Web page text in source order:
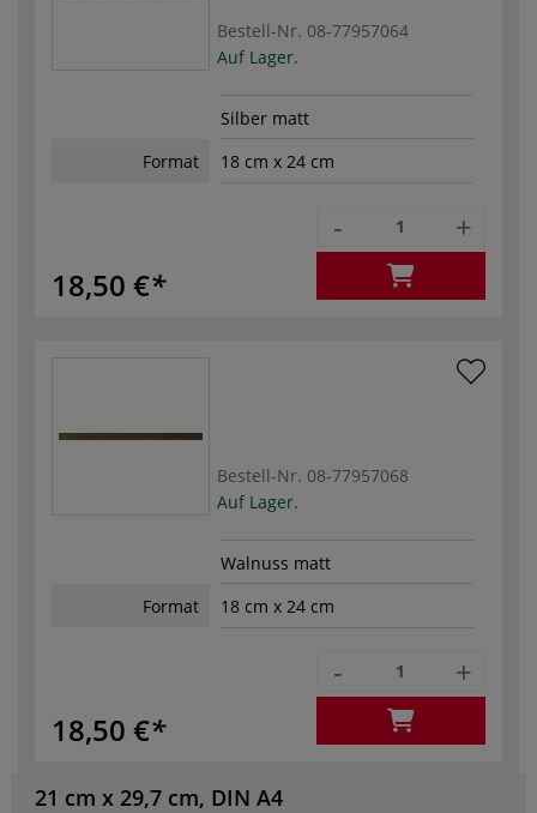
Bestell-Nr. 08-77957064
Auf Lager.
Silber matt
Format
18 cm x 24 cm
18,50 €
- +
Bestell-Nr. 08-77957068
Auf Lager.
Walnuss matt
Format
18 cm x 24 cm
18,50 €
- +
21 cm x 29,7 cm, DIN A4